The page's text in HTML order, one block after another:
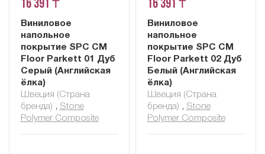
16 391 ₸
Виниловое
напольное
покрытие SPC CM
Floor Parkett 01 Дуб
Серый (Английская
ёлка)
Швеция (Страна
бренда) , Stone
Polymer Composite
16 391 ₸
Виниловое
напольное
покрытие SPC CM
Floor Parkett 02 Дуб
Белый (Английская
ёлка)
Швеция (Страна
бренда) , Stone
Polymer Composite